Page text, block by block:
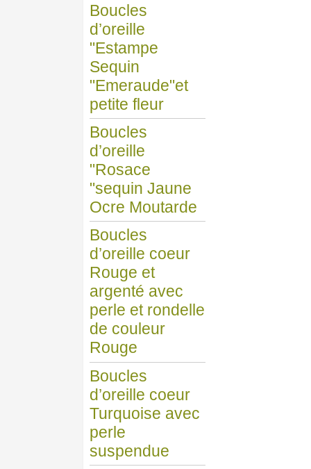
Boucles
d’oreille
"Estampe
Sequin
"Emeraude"et
petite fleur
Boucles
d’oreille
"Rosace
"sequin Jaune
Ocre Moutarde
Boucles
d’oreille coeur
Rouge et
argenté avec
perle et rondelle
de couleur
Rouge
Boucles
d’oreille coeur
Turquoise avec
perle
suspendue